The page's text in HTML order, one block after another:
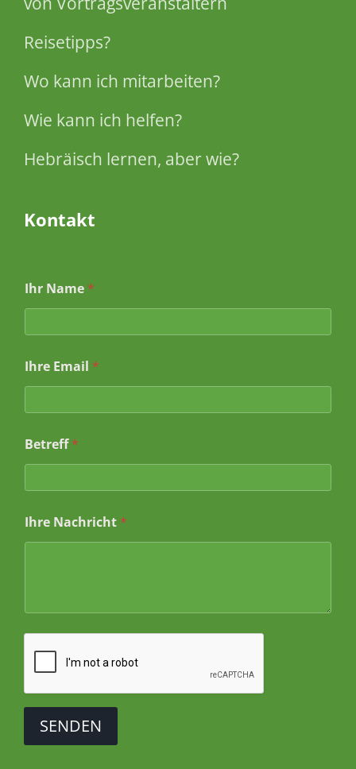
Reisetipps?
Wo kann ich mitarbeiten?
Wie kann ich helfen?
Hebräisch lernen, aber wie?
Kontakt
Ihr Name *
Ihre Email *
Betreff*
I
h
e
Ihre Nachricht *
SENDEN